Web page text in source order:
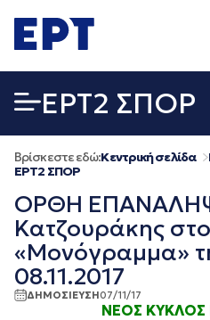
σε
περιεχόμενο
EΡΤ2 ΣΠΟΡ
Βρίσκεστε εδώ:Κεντρική σελίδα
EΡΤ2 ΣΠΟΡ
ΟΡΘΗ
Κατζουράκης στο
«Μονόγραμμα»
08.11.2017
ΔΗΜΟΣΙΕΥΣΗ07/11/17
ΝΕΟΣ